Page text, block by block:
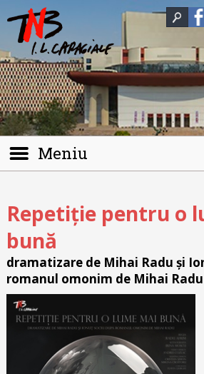
Meniu
Repetiție pentru o
bună
dramatizare de Mihai Radu și
romanul omonim de Mihai Radu